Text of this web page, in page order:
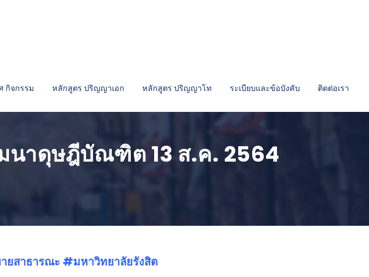
กิจกรรม หลักสูตร ปริญญาเอก หลักสูตร ปริญญาโท ระเบียบและข้อบังคับ ติดต่อเรา
นาดุษฎีบัณฑิต 13 ส.ค. 2564
ยสาธารณะ #มหาวิทยาลัยรังสิต